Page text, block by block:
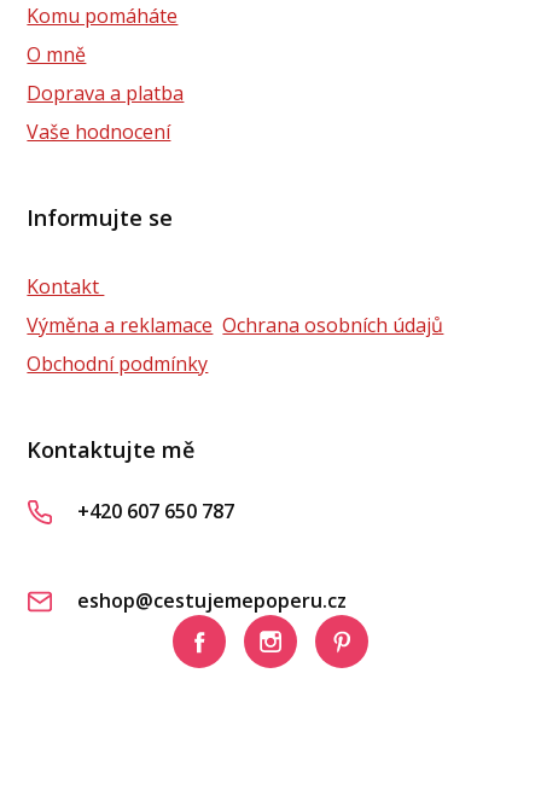
Komu pomáháte
O mně
Doprava a platba
Vaše hodnocení
Informujte se
Kontakt
Výměna a reklamace Ochrana osobních údajů
Obchodní podmínky
Kontaktujte mě
+420 607 650 787
eshop@cestujemepoperu.cz